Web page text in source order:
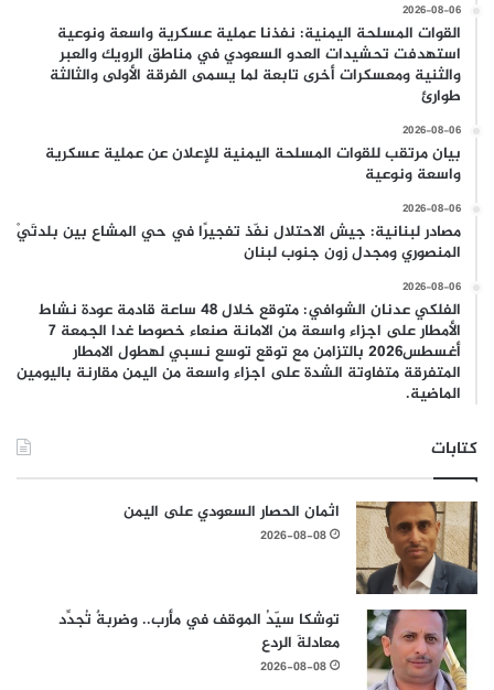
2026-08-06
القوات المسلحة اليمنية: نفذنا عملية عسكرية واسعة ونوعية
استهدفت تحشيدات العدو السعودي في مناطق الرويك والعبر
والثنية ومعسكرات أخرى تابعة لما يسمى الفرقة الأولى والثالثة
طوارئ
2026-08-06
بيان مرتقب للقوات المسلحة اليمنية للإعلان عن عملية عسكرية
واسعة ونوعية
2026-08-06
مصادر لبنانية: جيش الاحتلال نفّذ تفجيرًا في حي المشاع بين بلدتَيْ
المنصوري ومجدل زون جنوب لبنان
2026-08-06
الفلكي عدنان الشوافي: متوقع خلال 48 ساعة قادمة عودة نشاط
الأمطار على اجزاء واسعة من الامانة صنعاء خصوصا غدا الجمعة 7
أغسطس2026 بالتزامن مع توقع توسع نسبي لهطول الامطار
المتفرقة متفاوتة الشدة على اجزاء واسعة من اليمن مقارنة باليومين
الماضية.
كتابات
اثمان الحصار السعودي على اليمن
2026-08-08
توشكا سيّدُ الموقف في مأرب.. وضربةٌ تُجدِّد
معادلةَ الردع
2026-08-08